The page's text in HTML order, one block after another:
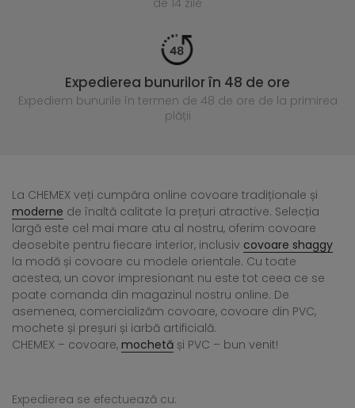
de 14 zile
Expedierea bunurilor în 48 de ore
Expediem bunurile în termen de 48 de ore de la primirea
plății
La CHEMEX veți cumpăra online covoare tradiționale și
moderne de înaltă calitate la prețuri atractive. Selecția
largă este cel mai mare atu al nostru, oferim covoare
deosebite pentru fiecare interior, inclusiv covoare shaggy
la modă și covoare cu modele orientale. Cu toate
acestea, un covor impresionant nu este tot ceea ce se
poate comanda din magazinul nostru online. De
asemenea, comercializăm covoare, covoare din PVC,
mochete și preșuri și iarbă artificială.
CHEMEX – covoare, mochetă și PVC – bun venit!
Expedierea se efectuează cu: